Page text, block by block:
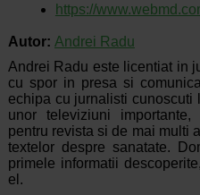
https://
Autor: Andrei Radu
Andrei Radu este licentiat in
cu spor in presa si
echipa cu jurnalisti cunoscuti
unor televiziuni
pentru revista si de mai multi
textelor despre sanatate.
primele informatii
el.